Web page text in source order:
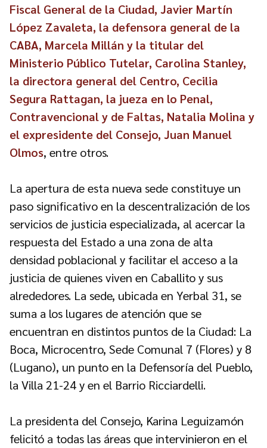
Fiscal General de la Ciudad, Javier Martín
López Zavaleta, la defensora general de la
CABA, Marcela Millán y la titular del
Ministerio Público Tutelar, Carolina Stanley,
la directora general del Centro, Cecilia
Segura Rattagan, la jueza en lo Penal,
Contravencional y de Faltas, Natalia Molina y
el expresidente del Consejo, Juan Manuel
Olmos, entre otros.
La apertura de esta nueva sede constituye un
paso significativo en la descentralización de los
servicios de justicia especializada, al acercar la
respuesta del Estado a una zona de alta
densidad poblacional y facilitar el acceso a la
justicia de quienes viven en Caballito y sus
alrededores. La sede, ubicada en Yerbal 31, se
suma a los lugares de atención que se
encuentran en distintos puntos de la Ciudad: La
Boca, Microcentro, Sede Comunal 7 (Flores) y 8
(Lugano), un punto en la Defensoría del Pueblo,
la Villa 21-24 y en el Barrio Ricciardelli.
La presidenta del Consejo, Karina Leguizamón
felicitó a todas las áreas que intervinieron en el